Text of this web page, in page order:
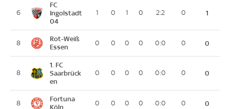
6
FC
Ingolstadt
04
1 0 1 0 2:2 0 1
8
Rot-Weiß
Essen
0 0 0 0 0:0 0 0
8
1. FC
Saarbrück
en
0 0 0 0 0:0 0 0
8
Fortuna
Köln
0 0 0 0 0:0 0 0